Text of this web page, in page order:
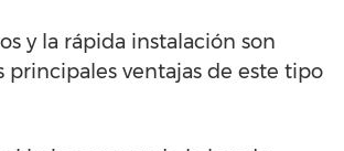
y la rápida instalación son
principales ventajas de este tipo